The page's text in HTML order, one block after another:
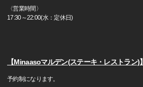
〈営業時間〉
17:30～22:00(水：定休日)
【Minaasoマルデン(ステーキ・レストラン)】
予約制になります。